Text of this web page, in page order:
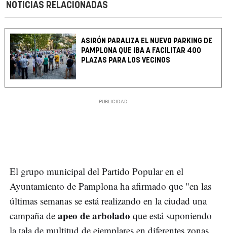
NOTICIAS RELACIONADAS
ASIRÓN PARALIZA EL NUEVO PARKING DE
PAMPLONA QUE IBA A FACILITAR 400
PLAZAS PARA LOS VECINOS
El grupo municipal del Partido Popular en el
Ayuntamiento de Pamplona ha afirmado que "en las
últimas semanas se está realizando en la ciudad una
campaña de apeo de arbolado que está suponiendo
la tala de multitud de ejemplares en diferentes zonas